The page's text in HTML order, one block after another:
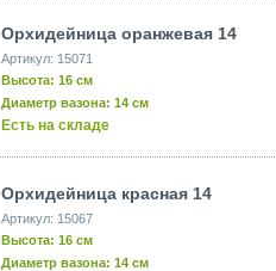
Орхидейница оранжевая 14
Артикул: 15071
Высота: 16 см
Диаметр вазона: 14 см
Есть на складе
Орхидейница красная 14
Артикул: 15067
Высота: 16 см
Диаметр вазона: 14 см